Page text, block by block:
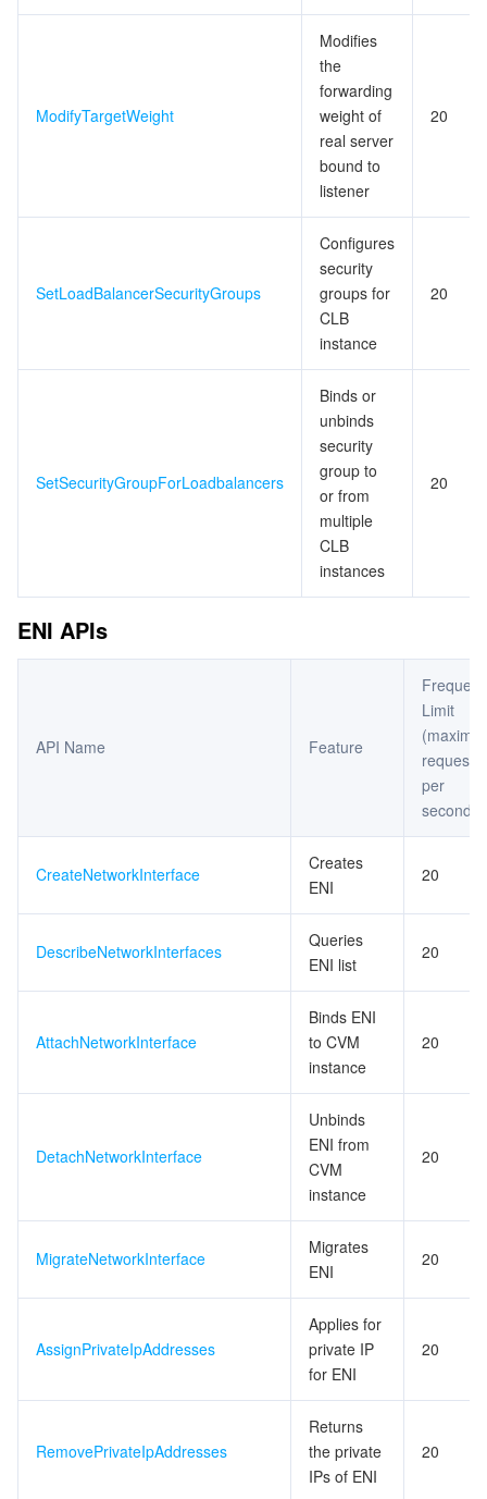
ModifyTargetWeight
Modifies
the
forwarding
weight of
real server
bound to
listener
20
SetLoadBalancerSecurityGroups
Configures
security
groups for
CLB
instance
20
SetSecurityGroupForLoadbalancers
Binds or
unbinds
security
group to
or from
multiple
CLB
instances
20
ENI APIs
API Name Feature
Limit
requests
per
second)
CreateNetworkInterface
Creates
ENI
20
DescribeNetworkInterfaces
Queries
ENI list
20
AttachNetworkInterface
Binds ENI
to CVM
instance
20
DetachNetworkInterface
Unbinds
ENI from
CVM
instance
20
MigrateNetworkInterface
Migrates
ENI
20
AssignPrivateIpAddresses
Applies for
private IP
for ENI
20
RemovePrivateIpAddresses
Returns
the private
IPs of ENI
20